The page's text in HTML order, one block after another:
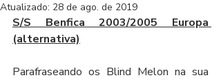
Atualizado: 28 de ago. de 2019
S/S Benfica 2003/2005 Europa
(alternativa)
Parafraseando os Blind Melon na sua